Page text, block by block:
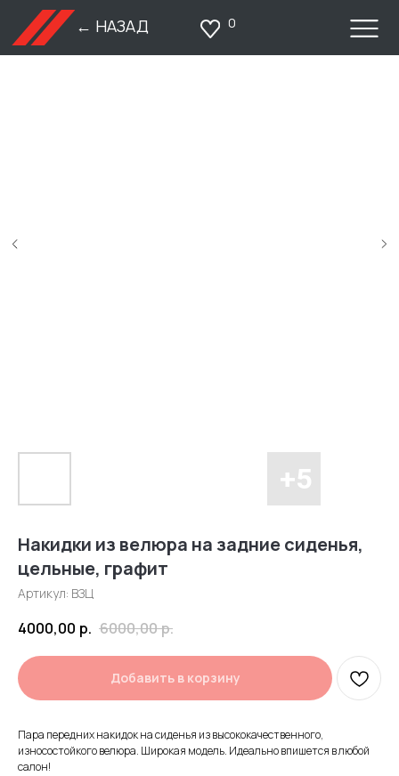
← НАЗАД
Накидки из велюра на задние сиденья,
цельные, графит
Артикул: ВЗЦ
4000,00 р. 6000,00р.
Добавить в корзину
Пара передних накидок на сиденья из высококачественного,
износостойкого велюра. Широкая модель. Идеально впишется в любой
салон!